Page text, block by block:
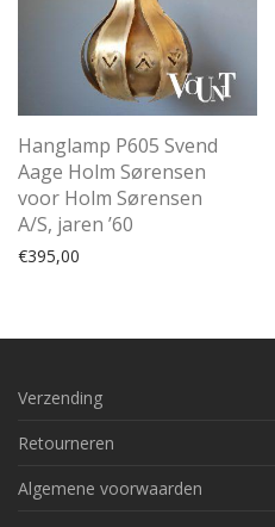
Hanglamp P605 Svend
Aage Holm Sørensen
voor Holm Sørensen
A/S, jaren ’60
€395,00
Verzending
Retourneren
Algemene voorwaarden